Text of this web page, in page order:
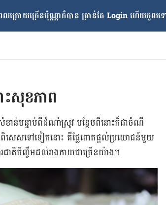
លក្រោយ​ច្រើនប៉ុណ្ណាក៏បាន គ្រាន់តែ​ Login ហើយចូលទ
ះសុខភាព​
ន់​បន្ទាប់​ពី​ដំណាំ​ស្រូវ​ បន្ថែម​ពី​នោះ​​​ក៏​ជា​ចំណី​
អ្វី​ពិសេស​ទៅ​ទៀត​នោះ គឺ​ផ្លែ​ពោតផ្តល់​ប្រយោជន៍​មួយ​
តិ​ចិញ្ចឹម​​​ដល់​រាង​កាយ​ជាច្រើន​យ៉ាង​។​